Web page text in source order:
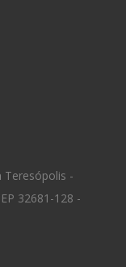
Teresópolis -
32681-128 -